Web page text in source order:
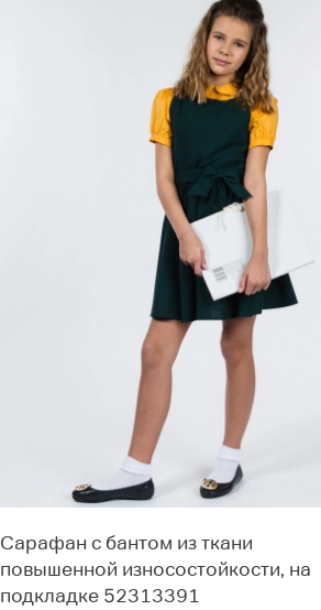
Сарафан с бантом из ткани
повышенной износостойкости, на
подкладке 52313391